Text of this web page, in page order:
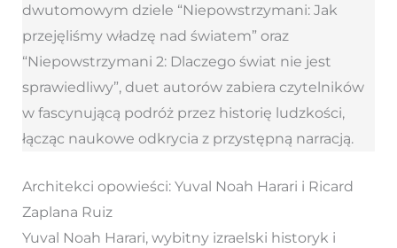
dwutomowym dziele “Niepowstrzymani: Jak
przejęliśmy władzę nad światem” oraz
“Niepowstrzymani 2: Dlaczego świat nie jest
sprawiedliwy”, duet autorów zabiera czytelników
w fascynującą podróż przez historię ludzkości,
łącząc naukowe odkrycia z przystępną narracją.
Architekci opowieści: Yuval Noah Harari i Ricard
Zaplana Ruiz
Yuval Noah Harari, wybitny izraelski historyk i